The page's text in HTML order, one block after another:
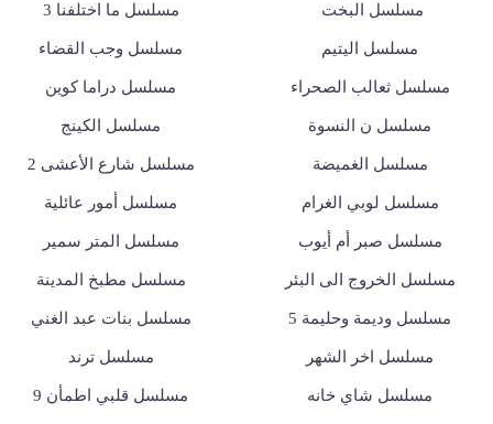
مسلسل البخت مسلسل ما اختلفنا 3
مسلسل اليتيم مسلسل وجب القضاء
مسلسل ثعالب الصحراء مسلسل دراما كوين
مسلسل ن النسوة مسلسل الكينج
مسلسل الغميضة مسلسل شارع الأعشى 2
مسلسل لوبي الغرام مسلسل أمور عائلية
مسلسل صبر أم أيوب مسلسل المتر سمير
مسلسل الخروج الى البئر مسلسل مطبخ المدينة
مسلسل وديمة وحليمة 5 مسلسل بنات عبد الغني
مسلسل اخر الشهر مسلسل ترند
مسلسل شاي خانه مسلسل قلبي اطمأن 9